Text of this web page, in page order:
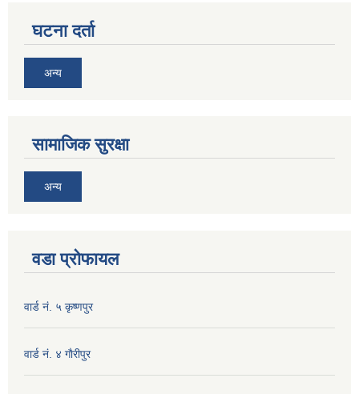
घटना दर्ता
अन्य
सामाजिक सुरक्षा
अन्य
वडा प्रोफायल
वार्ड नं. ५ कृष्णपुर
वार्ड नं. ४ गाैरीपुर